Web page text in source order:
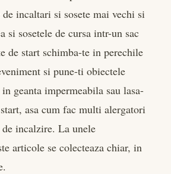
de incaltari si sosete mai vechi si
si sosetele de cursa intr-un sac
de start schimba-te in perechile
si pune-ti obiectele
geanta impermeabila sau lasa-
asa cum fac multi alergatori
incalzire. La unele
articole se colecteaza chiar, in